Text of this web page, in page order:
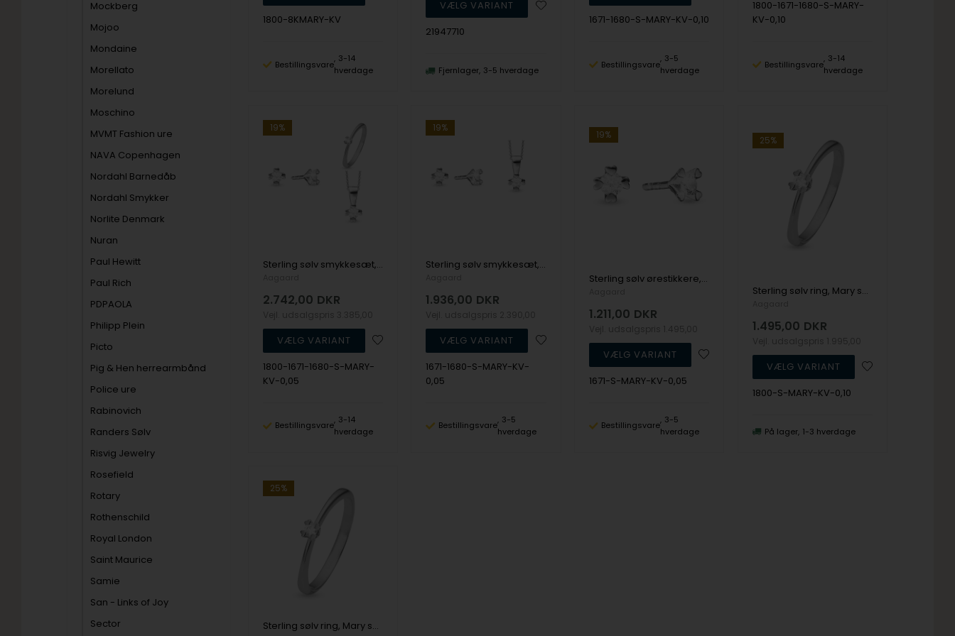
Mockberg
Mojoo
Mondaine
Morellato
Morelund
Moschino
MVMT Fashion ure
NAVA Copenhagen
Nordahl Barnedåb
Nordahl Smykker
Norlite Denmark
Nuran
Paul Hewitt
Paul Rich
PDPAOLA
Philipp Plein
Picto
Pig & Hen herrearmbånd
Police ure
Rabinovich
Randers Sølv
Risvig Jewelry
Rosefield
Rotary
Rothenschild
Royal London
Saint Maurice
Samie
San - Links of Joy
Sector
1800-8KMARY-KV
Bestillingsvare
3-14
hverdage
21947710
Fjernlager 3-5 hverdage
1671-1680-S-MARY-KV-0,10
Bestillingsvare
3-5
hverdage
1800-1671-1680-S-MARY-
KV-0,10
Bestillingsvare
3-14
hverdage
19%
Sterling sølv smykkesæt, Mary serien by Aagaard med ialt 0,20 ct labgrown diamanter
2.742,00 DKR
1800-1671-1680-S-MARY-
KV-0,05
Bestillingsvare
3-14
hverdage
19%
Sterling sølv smykkesæt, Mary serien by Aagaard med ialt 0,15 ct labgrown diamanter
1.936,00 DKR
1671-1680-S-MARY-KV-
0,05
Bestillingsvare
3-5
hverdage
19%
Sterling sølv ørestikkere, Mary serien by Aagaard med ialt 0,10 ct labgrown diamanter
1.211,00 DKR
1671-S-MARY-KV-0,05
Bestillingsvare
3-5
hverdage
25%
Sterling sølv ring, Mary serien by Aagaard med ialt 0,10 ct labgrown diamant
1.495,00 DKR
1800-S-MARY-KV-0,10
På lager 1-3 hverdage
25%
Sterling sølv ring, Mary serien by Aagaard med ialt 0,05 ct labgrown diamant